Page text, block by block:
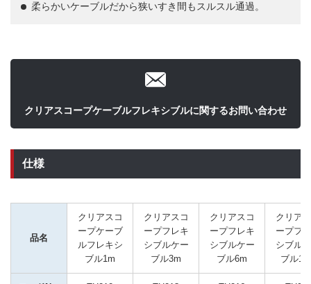
柔らかいケーブルだから狭いすき間もスルスル通過。
クリアスコープケーブルフレキシブルに関するお問い合わせ
仕様
品名
クリアスコ
ープケーブ
ルフレキシ
ブル1m
クリアスコ
ープフレキ
シブルケー
ブル3m
クリアスコ
ープフレキ
シブルケー
ブル6m
クリア
ープフ
シブル
ブル